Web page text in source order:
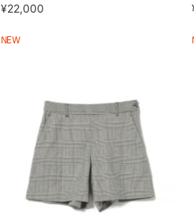
¥22,000
NEW